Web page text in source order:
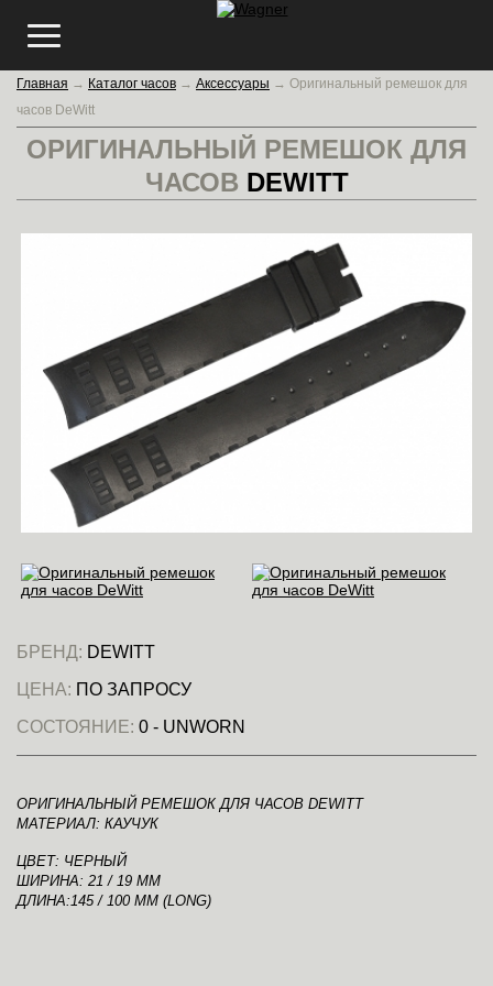
Главная → Каталог часов → Аксессуары → Оригинальный ремешок для
часов DeWitt
ОРИГИНАЛЬНЫЙ РЕМЕШОК ДЛЯ
ЧАСОВ DEWITT
БРЕНД: DEWITT
ЦЕНА: ПО ЗАПРОСУ
СОСТОЯНИЕ: 0 - UNWORN
ОРИГИНАЛЬНЫЙ РЕМЕШОК ДЛЯ ЧАСОВ DEWITT
МАТЕРИАЛ: КАУЧУК
ЦВЕТ: ЧЕРНЫЙ
ШИРИНА: 21 / 19 ММ
ДЛИНА:145 / 100 ММ (LONG)